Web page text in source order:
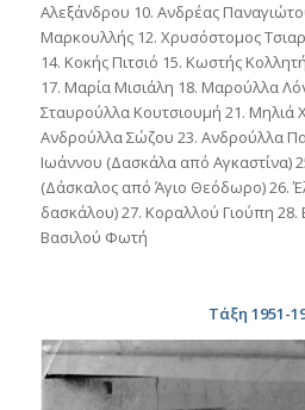
Αλεξάνδρου 10. Ανδρέας
Μαρκουλλής 12. Χρυσόστομος
14. Κοκής Πιτσιό 15. Κωστής
17. Μαρία Μισιάλη 18. Μαρούλλα
Σταυρούλλα Κουτσιουμή 21. Μηλιά
Ανδρούλλα Σώζου 23. Ανδρούλλα
Ιωάννου (Δασκάλα από Αγκαστίνα)
(Δάσκαλος από Άγιο Θεόδωρο) 26.
δασκάλου) 27. Κοραλλού Γιούπη 28.
Βασιλού Φωτή
Τάξη 1951-